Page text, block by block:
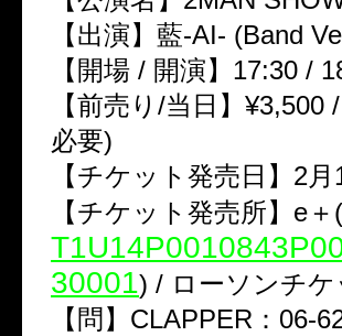
【出演】藍-AI- (Band
【開場 / 開演】17:30 /
【前売り/当日】
必要)
【チケット発売日】2
【チケット発売所】e＋(
30001) / ローソンチケ
【問】CLAPPER：06-